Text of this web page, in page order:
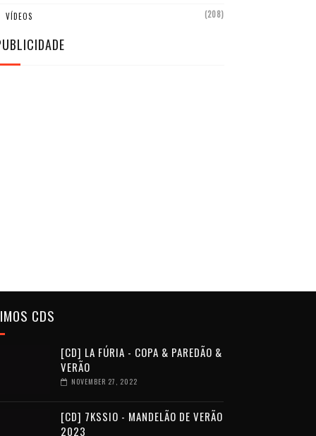
VÍDEOS (208)
CDS
[CD] LA FÚRIA - COPA & PAREDÃO &
VERÃO
NOVEMBER 27, 2022
[CD] 7KSSIO - MANDELÃO DE VERÃO
2023